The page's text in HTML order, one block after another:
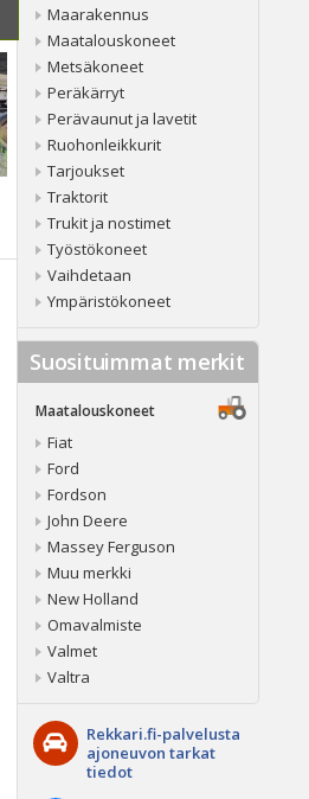
Maarakennus
Maatalouskoneet
Metsäkoneet
Peräkärryt
Perävaunut ja lavetit
Ruohonleikkurit
Tarjoukset
Traktorit
Trukit ja nostimet
Työstökoneet
Vaihdetaan
Ympäristökoneet
Suosituimmat merkit
Maatalouskoneet
Fiat
Ford
Fordson
John Deere
Massey Ferguson
Muu merkki
New Holland
Omavalmiste
Valmet
Valtra
Rekkari.fi-palvelusta
ajoneuvon tarkat
tiedot